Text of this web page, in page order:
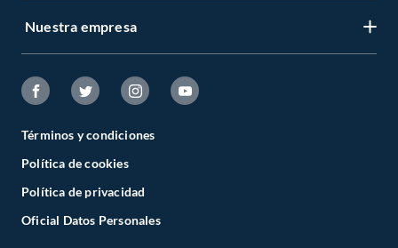
Nuestra empresa
Términos y condiciones
Política de cookies
Política de privacidad
Oficial Datos Personales